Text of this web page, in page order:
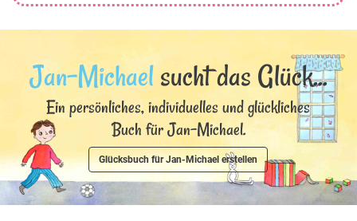
Jan-Michaelsucht das Glück...
Ein persönliches, individuelles und glückliches
Buch für Jan-Michael.
Glücksbuch für Jan-Michael erstellen